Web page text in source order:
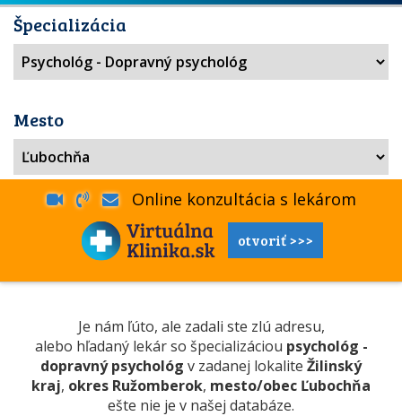
Špecializácia
Mesto
Online konzultácia s lekárom
otvoriť >>>
Je nám ľúto, ale zadali ste zlú adresu,
alebo hľadaný lekár so špecializáciou psychológ -
dopravný psychológ v zadanej lokalite Žilinský
kraj, okres Ružomberok, mesto/obec Ľubochňa
ešte nie je v našej databáze.